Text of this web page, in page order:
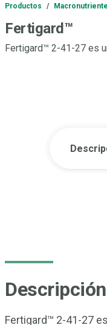
Productos /
Fertigard™
Fertigard™ 2-41-27 es
Descripción
Fertigard™ 2-41-27